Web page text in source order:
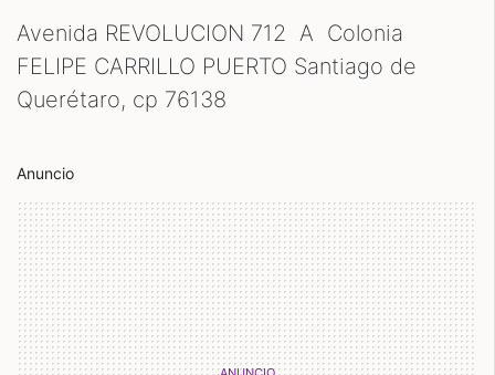
Avenida REVOLUCION 712 A Colonia
FELIPE CARRILLO PUERTO Santiago de
Querétaro, cp 76138
Anuncio